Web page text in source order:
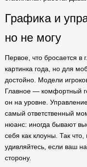
Графика и
но не могу
Первое, что бросается в
картинка года, но для
достойно. Модели
Главное — комфортный
он на уровне.
самый ответственный
нюанс: иногда бывают
себя как клоуны. Так
удивляйтесь, если ваш
сторону.